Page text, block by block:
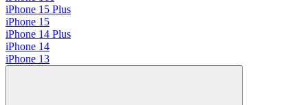
iPhone 15 Plus
iPhone 15
iPhone 14 Plus
iPhone 14
iPhone 13